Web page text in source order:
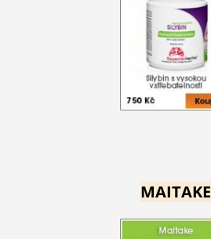
MAITAKE